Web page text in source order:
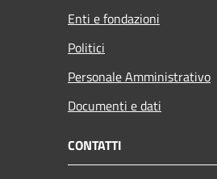
Enti e fondazioni
Politici
Personale Amministrativo
Documenti e dati
CONTATTI